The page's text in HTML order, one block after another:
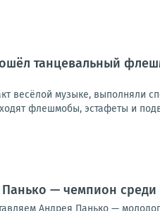
танцевальный
весёлой музыке, выполняли
флешмобы, эстафеты и
— чемпион среди
Андрея Панько —